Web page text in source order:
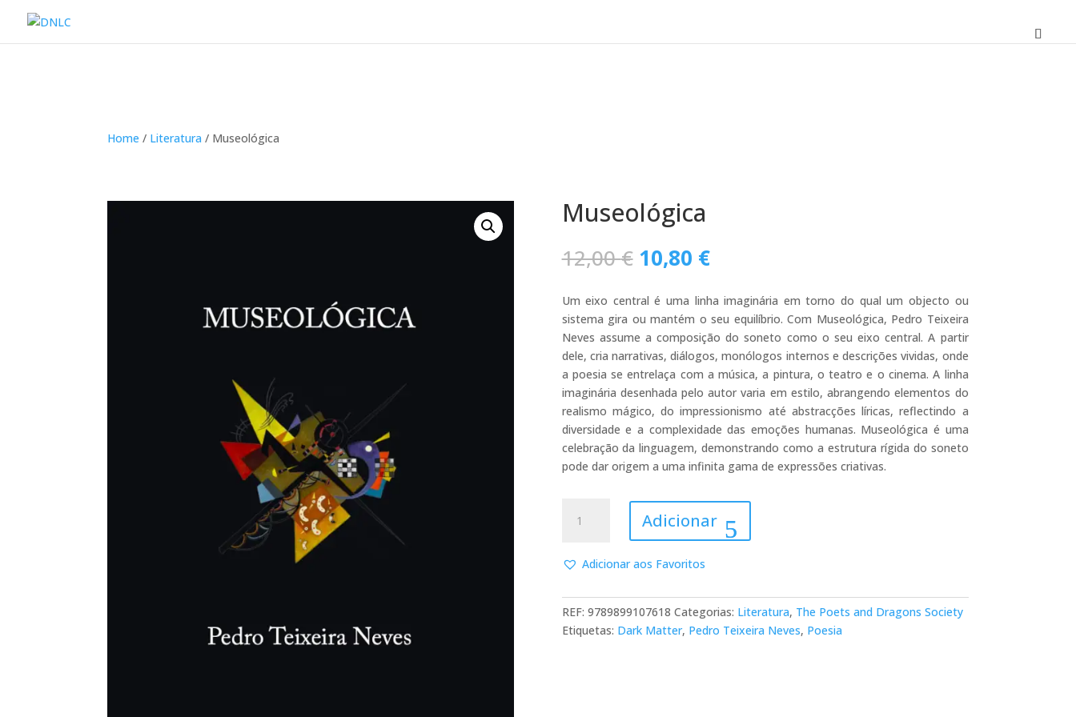
Home / Literatura / Museológica
Museológica
12,00€ O
preço
original
era:
12,00 €.
10,80 €O
preço
atual
é:
10,80 €.
Um eixo central é uma linha imaginária em torno do qual um objecto ou
sistema gira ou mantém o seu equilíbrio. Com Museológica, Pedro Teixeira
Neves assume a composição do soneto como o seu eixo central. A partir
dele, cria narrativas, diálogos, monólogos internos e descrições vividas, onde
a poesia se entrelaça com a música, a pintura, o teatro e o cinema. A linha
imaginária desenhada pelo autor varia em estilo, abrangendo elementos do
realismo mágico, do impressionismo até abstracções líricas, reflectindo a
diversidade e a complexidade das emoções humanas. Museológica é uma
celebração da linguagem, demonstrando como a estrutura rígida do soneto
pode dar origem a uma infinita gama de expressões criativas.
Adicionar
Adicionar aos Favoritos
REF: 9789899107618 Categorias: Literatura, The Poets and Dragons Society
Etiquetas: Dark Matter, Pedro Teixeira Neves, Poesia